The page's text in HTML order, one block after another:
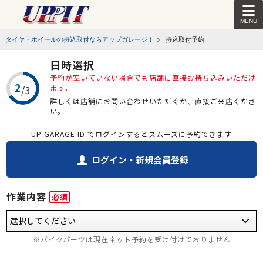
MENU
タイヤ・ホイールの持込取付ならアップガレージ！ 持込取付予約
日時選択
予約が空いていない場合でも店舗に直接お持ち込みいただけ
ます。
詳しくは店舗にお問い合わせいただくか、直接ご来店くださ
い。
UP GARAGE ID でログインするとスムーズに予約できます
ログイン・新規会員登録
作業内容 必須
※バイクパーツは現在ネット予約を受け付けておりません